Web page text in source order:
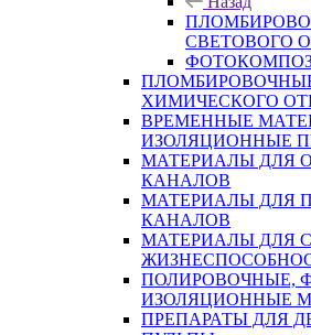
СВЕТОВОГО
ХИМИЧЕСКОГО
ВРЕМЕННЫЕ
ИЗОЛЯЦИОННЫЕ
МАТЕРИАЛЫ ДЛЯ
КАНАЛОВ
МАТЕРИАЛЫ ДЛЯ
КАНАЛОВ
МАТЕРИАЛЫ ДЛЯ
ПОЛИРОВОЧНЫЕ,
ИЗОЛЯЦИОННЫЕ
ПРЕПАРАТЫ ДЛЯ